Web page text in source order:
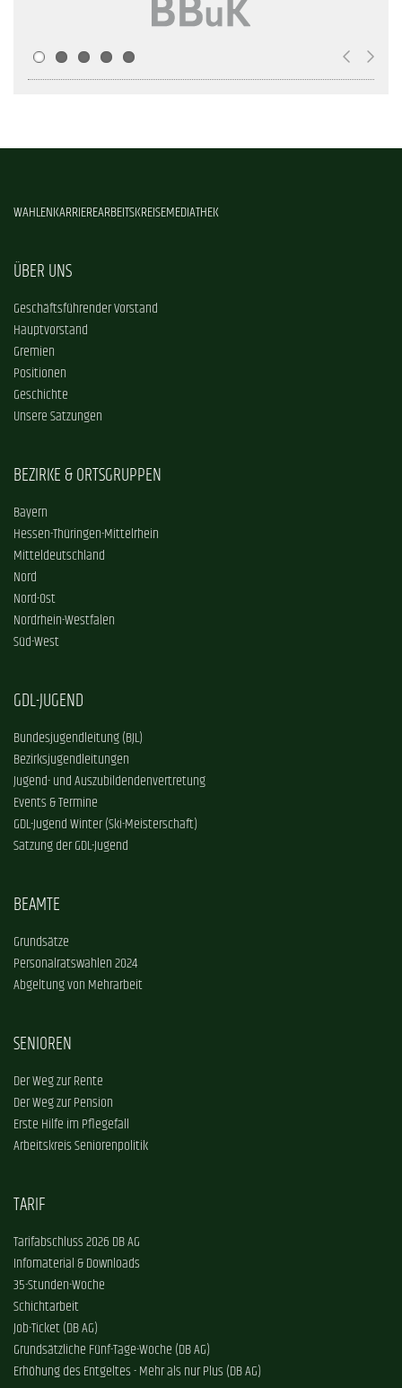
WAHLENKARRIEREARBEITSKREISEMEDIATHEK
ÜBER UNS
Geschäftsführender Vorstand
Hauptvorstand
Gremien
Positionen
Geschichte
Unsere Satzungen
BEZIRKE & ORTSGRUPPEN
Bayern
Hessen-Thüringen-Mittelrhein
Mitteldeutschland
Nord
Nord-Ost
Nordrhein-Westfalen
Süd-West
GDL-JUGEND
Bundesjugendleitung (BJL)
Bezirksjugendleitungen
Jugend- und Auszubildendenvertretung
Events & Termine
GDL-Jugend Winter (Ski-Meisterschaft)
Satzung der GDL-Jugend
BEAMTE
Grundsätze
Personalratswahlen 2024
Abgeltung von Mehrarbeit
SENIOREN
Der Weg zur Rente
Der Weg zur Pension
Erste Hilfe im Pflegefall
Arbeitskreis Seniorenpolitik
TARIF
Tarifabschluss 2026 DB AG
Infomaterial & Downloads
35-Stunden-Woche
Schichtarbeit
Job-Ticket (DB AG)
Grundsätzliche Fünf-Tage-Woche (DB AG)
Erhöhung des Entgeltes - Mehr als nur Plus (DB AG)